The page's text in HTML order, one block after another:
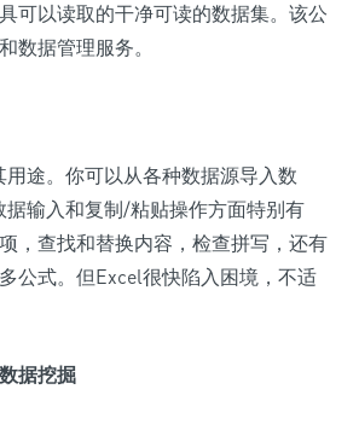
可以读取的干净可读的数据集。该公
数据管理服务。
途。你可以从各种数据源导入数
据输入和复制/粘贴操作方面特别有
，查找和替换内容，检查拼写，还有
公式。但Excel很快陷入困境，不适
据挖掘